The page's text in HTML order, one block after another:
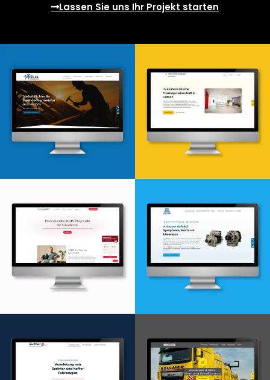
Lassen Sie uns Ihr Projekt starten
Webdesign & -entwicklung Webdesign & -entwicklung
Webdesign & -entwicklung Webdesign & -entwicklung